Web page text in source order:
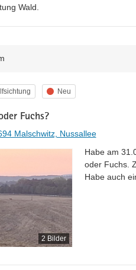
Wald.
Status
Neu
Fuchs?
Malschwitz, Nussallee
2 Bilder
Habe am
oder Fuchs.
Habe auch